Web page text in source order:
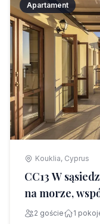
Apartament
Kouklia, Cyprus
CC13 W
na morze,
2 goście 1